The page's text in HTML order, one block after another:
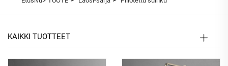
KAIKKI TUOTTEET